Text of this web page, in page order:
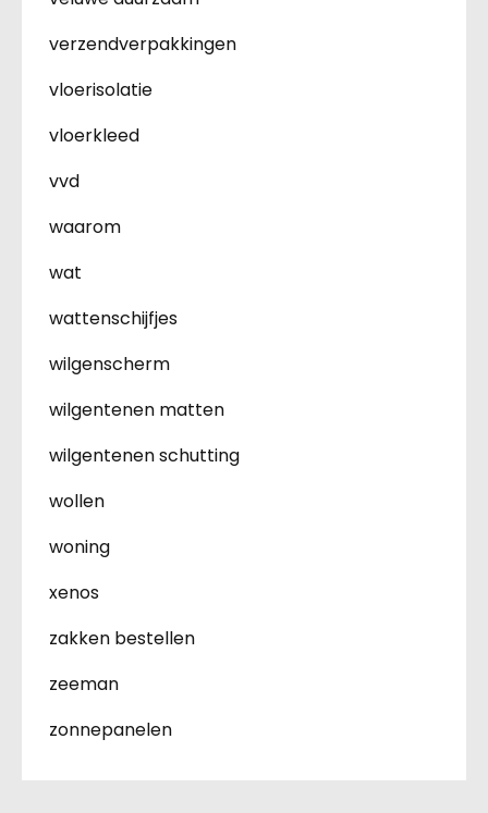
verzendverpakkingen
vloerisolatie
vloerkleed
vvd
waarom
wat
wattenschijfjes
wilgenscherm
wilgentenen matten
wilgentenen schutting
wollen
woning
xenos
zakken bestellen
zeeman
zonnepanelen